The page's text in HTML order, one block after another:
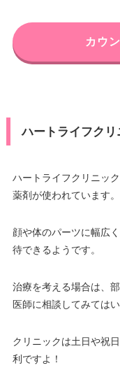
カウ
ハートライフク
ハートライフクリニッ
薬剤が使われています。
顔や体のパーツに幅広
待できるようです。
治療を考える場合は、
医師に相談してみては
クリニックは土日や祝
利ですよ！